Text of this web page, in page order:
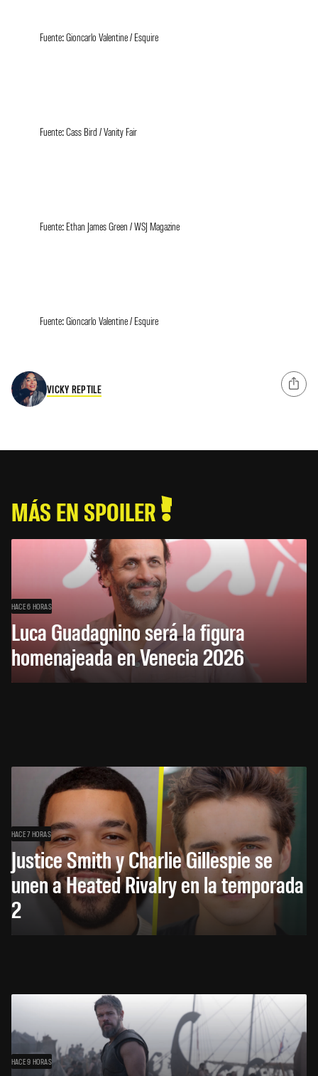
Fuente: Gioncarlo Valentine / Esquire
Fuente: Cass Bird / Vanity Fair
Fuente: Ethan James Green / WSJ Magazine
Fuente: Gioncarlo Valentine / Esquire
VICKY REPTILE
MÁS EN SPOILER
HACE 6 HORAS
Luca Guadagnino será la figura
homenajeada en Venecia 2026
HACE 7 HORAS
Justice Smith y Charlie Gillespie se
unen a Heated Rivalry en la temporada
2
HACE 9 HORAS